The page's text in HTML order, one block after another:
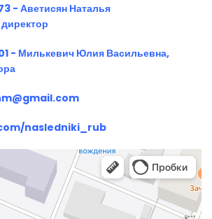
- Аветисян Наталья
- Милькевич Юлия Васильевна,
nasledniki_rub